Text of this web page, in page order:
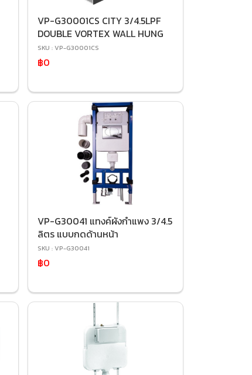
VP-G30001CS CITY 3/4.5LPF
DOUBLE VORTEX WALL HUNG
SKU : VP-G30001CS
฿0
VP-G30041 แทงค์ผังกำแพง 3/4.5
ลิตร แบบกดด้านหน้า
SKU : VP-G30041
฿0